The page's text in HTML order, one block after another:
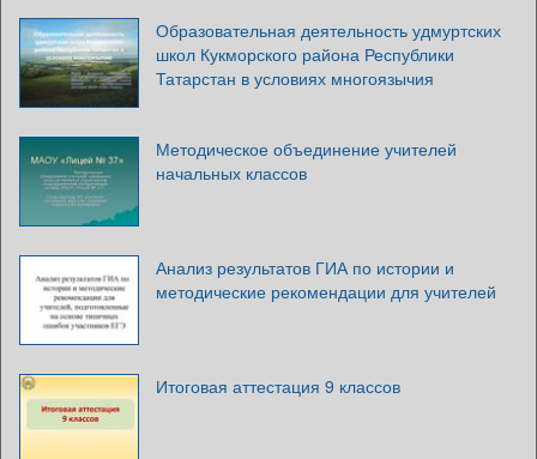
Образовательная деятельность удмуртских
школ Кукморского района Республики
Татарстан в условиях многоязычия
Методическое объединение учителей
начальных классов
Анализ результатов ГИА по истории и
методические рекомендации для учителей
Итоговая аттестация 9 классов